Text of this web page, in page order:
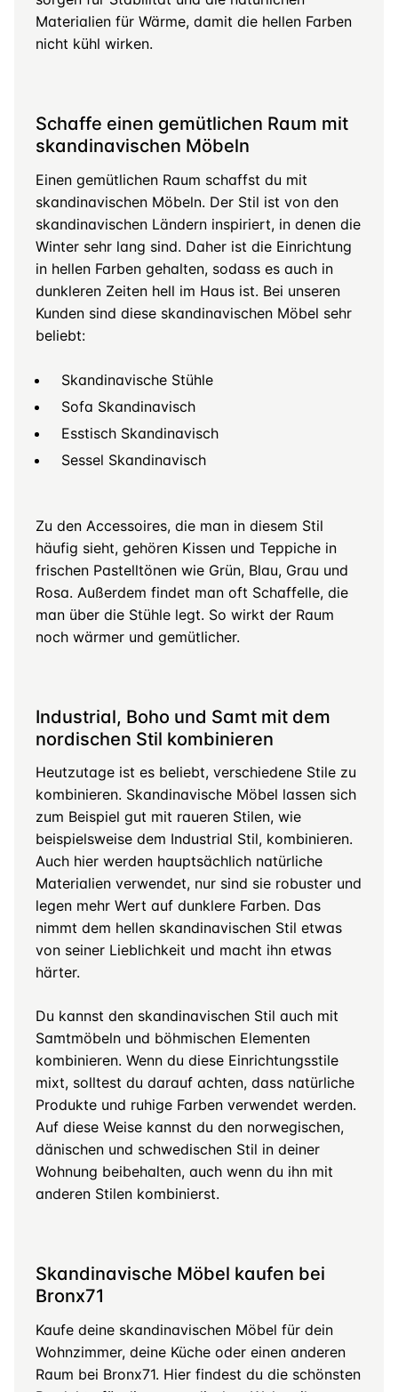
Materialien für Wärme, damit die hellen Farben
nicht kühl wirken.
Schaffe einen gemütlichen Raum mit
skandinavischen Möbeln
Einen gemütlichen Raum schaffst du mit
skandinavischen Möbeln. Der Stil ist von den
skandinavischen Ländern inspiriert, in denen die
Winter sehr lang sind. Daher ist die Einrichtung
in hellen Farben gehalten, sodass es auch in
dunkleren Zeiten hell im Haus ist. Bei unseren
Kunden sind diese skandinavischen Möbel sehr
beliebt:
Skandinavische Stühle
Sofa Skandinavisch
Esstisch Skandinavisch
Sessel Skandinavisch
Zu den Accessoires, die man in diesem Stil
häufig sieht, gehören Kissen und Teppiche in
frischen Pastelltönen wie Grün, Blau, Grau und
Rosa. Außerdem findet man oft Schaffelle, die
man über die Stühle legt. So wirkt der Raum
noch wärmer und gemütlicher.
Industrial, Boho und Samt mit dem
nordischen Stil kombinieren
Heutzutage ist es beliebt, verschiedene Stile zu
kombinieren. Skandinavische Möbel lassen sich
zum Beispiel gut mit raueren Stilen, wie
beispielsweise dem Industrial Stil, kombinieren.
Auch hier werden hauptsächlich natürliche
Materialien verwendet, nur sind sie robuster und
legen mehr Wert auf dunklere Farben. Das
nimmt dem hellen skandinavischen Stil etwas
von seiner Lieblichkeit und macht ihn etwas
härter.
Du kannst den skandinavischen Stil auch mit
Samtmöbeln und böhmischen Elementen
kombinieren. Wenn du diese Einrichtungsstile
mixt, solltest du darauf achten, dass natürliche
Produkte und ruhige Farben verwendet werden.
Auf diese Weise kannst du den norwegischen,
dänischen und schwedischen Stil in deiner
Wohnung beibehalten, auch wenn du ihn mit
anderen Stilen kombinierst.
Skandinavische Möbel kaufen bei
Bronx71
Kaufe deine skandinavischen Möbel für dein
Wohnzimmer, deine Küche oder einen anderen
Raum bei Bronx71. Hier findest du die schönsten